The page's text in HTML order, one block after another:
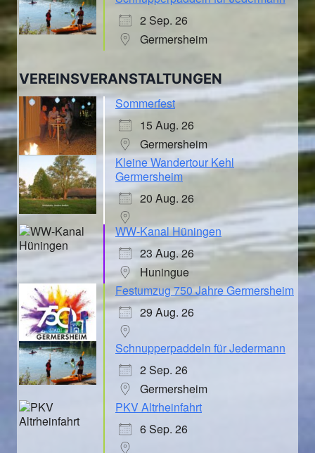
2 Sep. 26
Germersheim
VEREINSVERANSTALTUNGEN
Sommerfest
15 Aug. 26
Germersheim
Kleine Wandertour Kehl
Germersheim
20 Aug. 26
WW-Kanal Hüningen
23 Aug. 26
Huningue
Festumzug 750 Jahre Germersheim
29 Aug. 26
Schnupperpaddeln für Jedermann
2 Sep. 26
Germersheim
PKV Altrheinfahrt
6 Sep. 26